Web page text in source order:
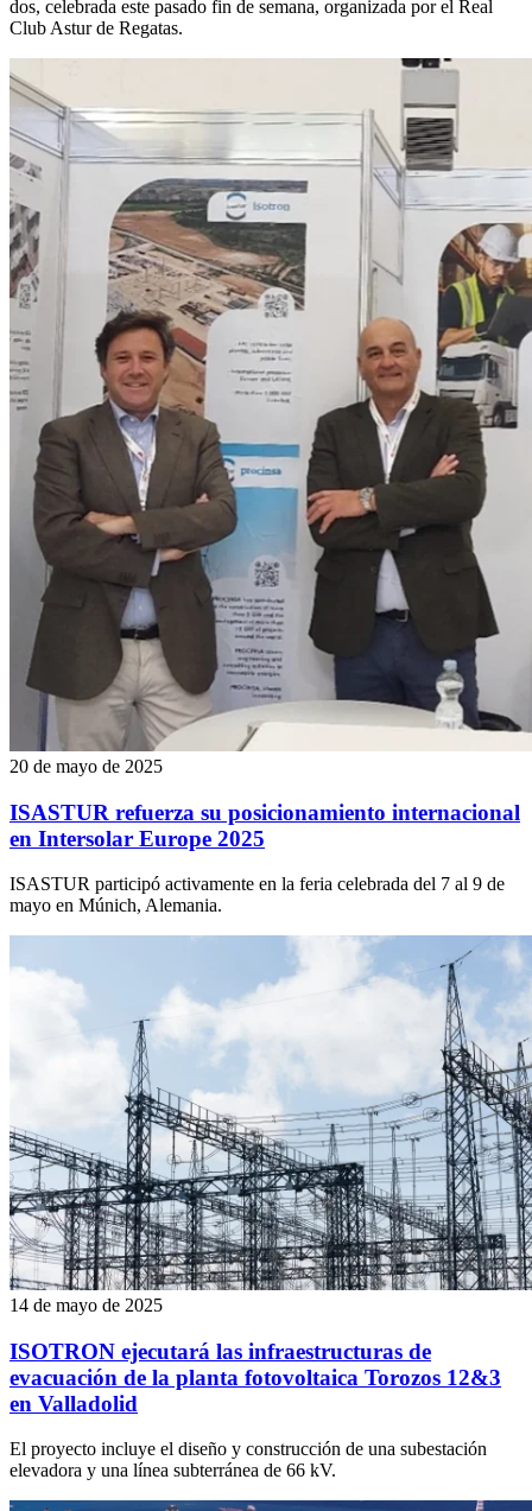
dos, celebrada este pasado fin de semana, organizada por el Real
Club Astur de Regatas.
20 de mayo de 2025
ISASTUR refuerza su posicionamiento internacional
en Intersolar Europe 2025
ISASTUR participó activamente en la feria celebrada del 7 al 9 de
mayo en Múnich, Alemania.
14 de mayo de 2025
ISOTRON ejecutará las infraestructuras de
evacuación de la planta fotovoltaica Torozos 12&3
en Valladolid
El proyecto incluye el diseño y construcción de una subestación
elevadora y una línea subterránea de 66 kV.